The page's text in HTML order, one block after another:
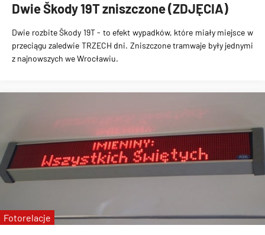
Dwie Škody 19T zniszczone (ZDJĘCIA)
Dwie rozbite Škody 19T- to efekt wypadków, które miały miejsce w
przeciąguzaledwie TRZECH dni. Zniszczone tramwaje były jednymi
z najnowszych we Wrocławiu.
Fotorelacje